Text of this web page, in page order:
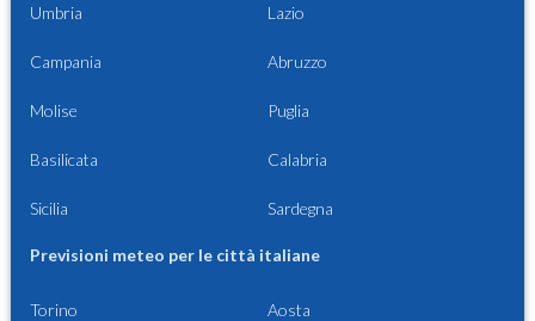
Umbria Lazio
Campania Abruzzo
Molise Puglia
Basilicata Calabria
Sicilia Sardegna
Previsioni meteo per le città italiane
Torino Aosta